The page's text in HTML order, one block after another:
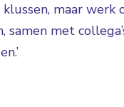
maar werk
met